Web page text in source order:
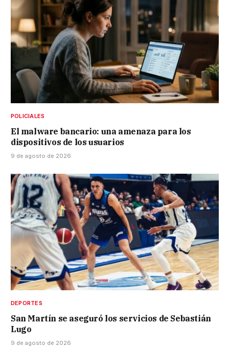
POLICIALES
El malware bancario: una amenaza para los
dispositivos de los usuarios
9 de agosto de 2026
DEPORTES
San Martín se aseguró los servicios de Sebastián
Lugo
9 de agosto de 2026